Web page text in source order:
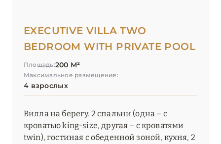
EXECUTIVE VILLA TWO
BEDROOM WITH PRIVATE POOL
Площадь:200 М²
Максимальное размещение:
4 взрослых
Вилла на берегу. 2 спальни (одна – с
кроватью king-size, другая – с кроватями
twin), гостиная с обеденной зоной, кухня, 2